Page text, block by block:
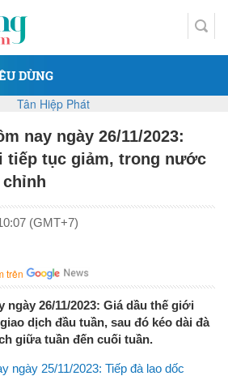
DÙNG
nay ngày 26/11/2023:
tiếp tục giảm, trong nước
(GMT+7)
trên
ngày 26/11/2023: Giá dầu thế giới
dịch đầu tuần, sau đó kéo dài đà
giữa tuần đến cuối tuần.
ngày 25/11/2023: Tiếp đà lao dốc